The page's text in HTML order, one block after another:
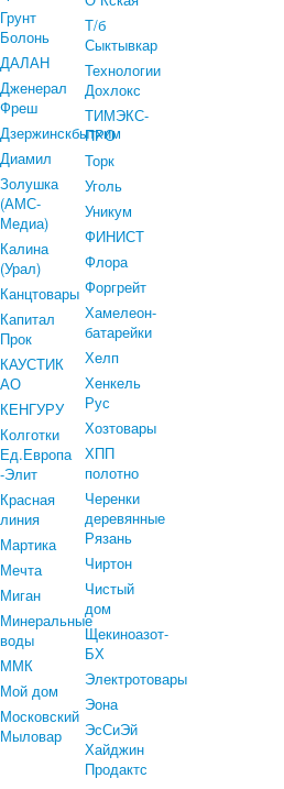
Грунт
Болонь
ДАЛАН
Дженерал
Фреш
Дзержинскбытхим
Диамил
Золушка
(АМС-
Медиа)
Калина
(Урал)
Канцтовары
Капитал
Прок
КАУСТИК
АО
КЕНГУРУ
Колготки
Ед.Европа
-Элит
Красная
линия
Мартика
Мечта
Миган
Минеральные
воды
ММК
Мой дом
Московский
Мыловар
Т/б
Сыктывкар
Технологии
Дохлокс
ТИМЭКС-
ПРО
Торк
Уголь
Уникум
ФИНИСТ
Флора
Форгрейт
Хамелеон-
батарейки
Хелп
Хенкель
Рус
Хозтовары
ХПП
полотно
Черенки
деревянные
Рязань
Чиртон
Чистый
дом
Щекиноазот-
БХ
Электротовары
Эона
ЭсСиЭй
Хайджин
Продактс